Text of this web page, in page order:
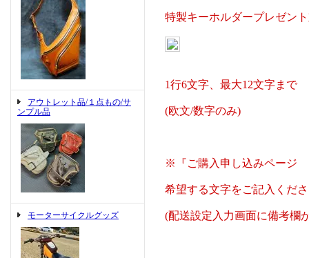
アウトレット品/１点もの/サ
ンプル品
モーターサイクルグッズ
特製キーホルダープレゼン
1行6文字、最大12文字まで
(欧文/数字のみ)
※『ご購入申し込みページ
希望する文字をご記入くだ
(配送設定入力画面に備考欄